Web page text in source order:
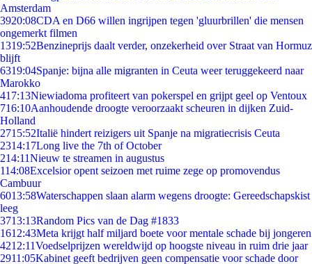
Amsterdam
3920:08CDA en D66 willen ingrijpen tegen 'gluurbrillen' die mensen
ongemerkt filmen
1319:52Benzineprijs daalt verder, onzekerheid over Straat van Hormuz
blijft
6319:04Spanje: bijna alle migranten in Ceuta weer teruggekeerd naar
Marokko
417:13Niewiadoma profiteert van pokerspel en grijpt geel op Ventoux
716:10Aanhoudende droogte veroorzaakt scheuren in dijken Zuid-
Holland
2715:52Italië hindert reizigers uit Spanje na migratiecrisis Ceuta
2314:17Long live the 7th of October
214:11Nieuw te streamen in augustus
114:08Excelsior opent seizoen met ruime zege op promovendus
Cambuur
6013:58Waterschappen slaan alarm wegens droogte: Gereedschapskist
leeg
3713:13Random Pics van de Dag #1833
1612:43Meta krijgt half miljard boete voor mentale schade bij jongeren
4212:11Voedselprijzen wereldwijd op hoogste niveau in ruim drie jaar
2911:05Kabinet geeft bedrijven geen compensatie voor schade door